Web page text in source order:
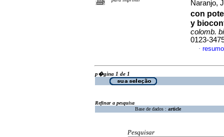
Naranjo,
con
y
colomb.
0123-
·
p�gina 1 de 1
Refinar a pesquisa
Base de dados : article
Pesquisar